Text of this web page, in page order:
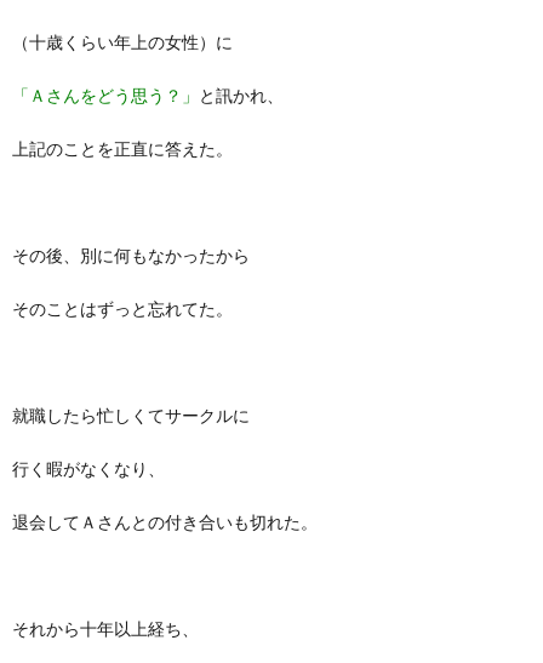
（十歳くらい年上の女性）に
「Ａさんをどう思う？」 と訊かれ、
上記のことを正直に答えた。
その後、別に何もなかったから
そのことはずっと忘れてた。
就職したら忙しくてサークルに
行く暇がなくなり、
退会してＡさんとの付き合いも切れた。
それから十年以上経ち、